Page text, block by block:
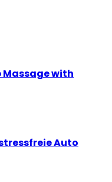
Massage with
Auto